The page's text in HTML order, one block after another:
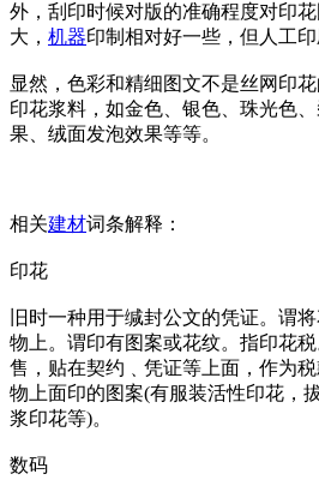
外，刮印时候对版的准确程度对印
大， 机器印制相对好一些，但人工印
显然，色彩和精细图文不是丝网印
印花浆料，如金色、银色、珠光色
果、绒面发泡效果等等。
相关建材词条解释：
印花
旧时一种用于缄封公文的凭证。谓
物上。谓印有图案或花纹。指印花
售，贴在契约﹑凭证等上面，作为
物上面印的图案(有服装活性印花，
浆印花等)。
数码